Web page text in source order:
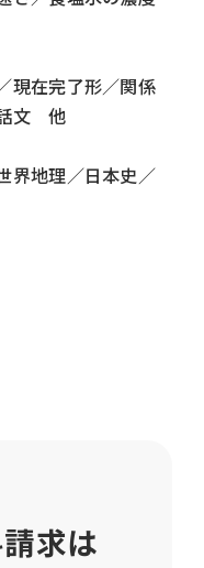
現在完了形／関係
文 他
界地理／日本史／
求は